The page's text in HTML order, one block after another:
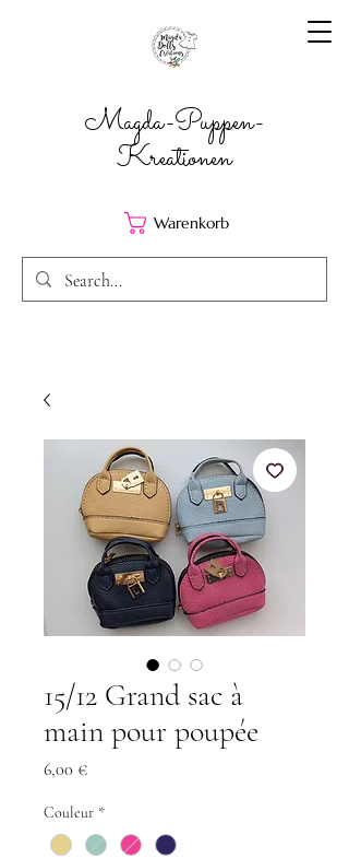
Magda-Puppen-
Kreationen
Warenkorb
15/12 Grand sac à
main pour poupée
6,00 €Preis
Couleur *